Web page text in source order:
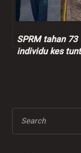
SPRM tahan 73
individu kes
Search